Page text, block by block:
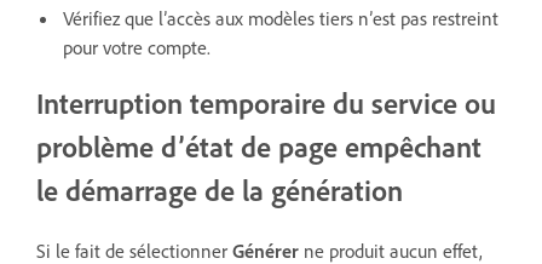
Vérifiez que l’accès aux modèles tiers n’est pas restreint
pour votre compte.
Interruption temporaire du service ou
problème d’état de page empêchant
le démarrage de la génération
Si le fait de sélectionner Générer ne produit aucun effet,